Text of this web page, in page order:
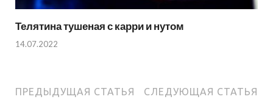
Телятина тушеная с карри и нутом
14.07.2022
ПРЕДЫДУЩАЯ СТАТЬЯ СЛЕДУЮЩАЯ СТАТЬЯ